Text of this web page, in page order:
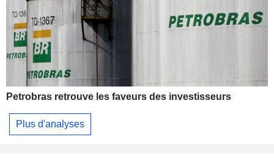
Petrobras retrouve les faveurs des investisseurs
Plus d'analyses